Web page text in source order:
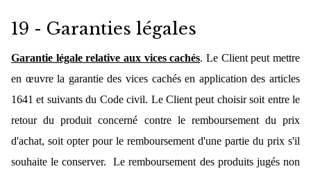
19 - Garanties légales
Garantie légale relative aux vices cachés. Le Client peut mettre
en œuvre la garantie des vices cachés en application des articles
1641 et suivants du Code civil. Le Client peut choisir soit entre le
retour du produit concerné contre le remboursement du prix
d'achat, soit opter pour le remboursement d'une partie du prix s'il
souhaite le conserver. Le remboursement des produits jugés non